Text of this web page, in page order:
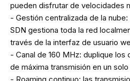
pueden disfrutar de velocidades
- Gestión centralizada de la
SDN gestiona toda la red
través de la interfaz de usuario
- Canal de 160 MHz: duplique
de máxima transmisión en un